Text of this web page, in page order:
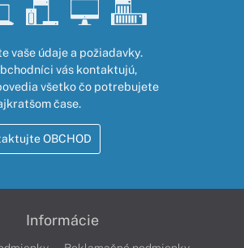
vaše údaje a požiadavky.
vás kontaktujú,
všetko čo potrebujete
čase.
OBCHOD
Informácie